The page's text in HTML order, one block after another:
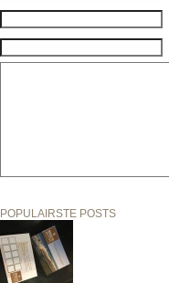
POPULAIRSTE POSTS